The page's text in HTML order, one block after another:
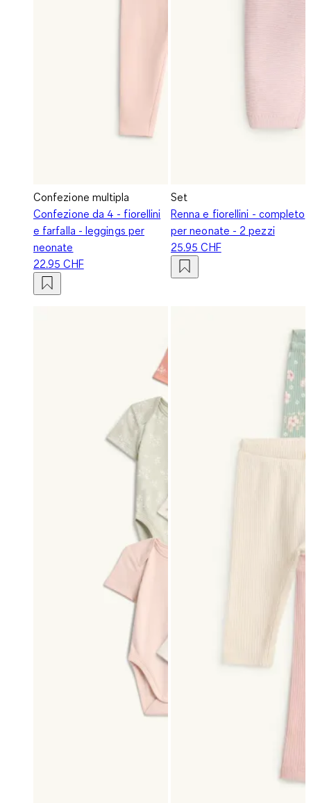
Confezione multipla
Confezione da 4 - fiorellini
e farfalla - leggings per
neonate
22.95 CHF
Set
Renna e fiorellini - completo
per neonate - 2 pezzi
25.95 CHF